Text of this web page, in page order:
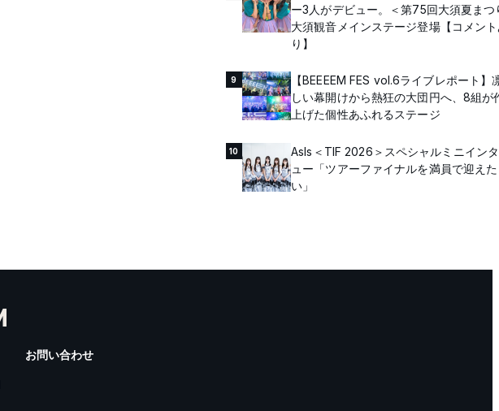
ー3人がデビュー。＜第75回大須夏まつ
大須観音メインステージ登場【コメン
り】
9
【BEEEEM FES vol.6ライブレポート】
しい幕開けから熱狂の大団円へ、8組が
上げた個性あふれるステージ
10
AsIs＜TIF 2026＞スペシャルミニイン
ュー「ツアーファイナルを満員で迎えた
い」
お問い合わせ